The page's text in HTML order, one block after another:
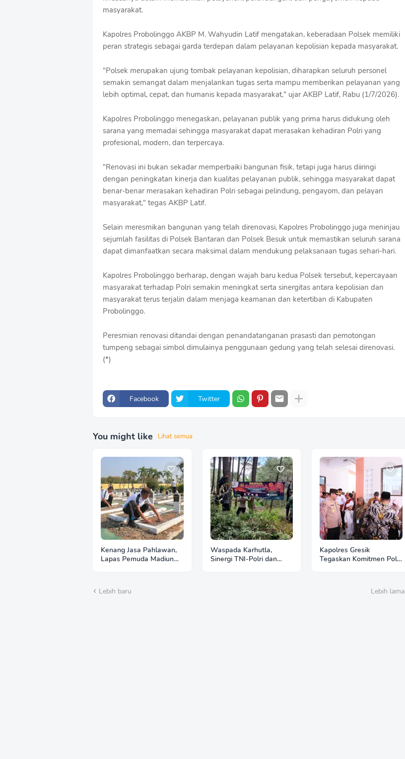
masyarakat.
Kapolres Probolinggo AKBP M. Wahyudin Latif mengatakan, keberadaan Polsek memiliki
peran strategis sebagai garda terdepan dalam pelayanan kepolisian kepada masyarakat.
"Polsek merupakan ujung tombak pelayanan kepolisian, diharapkan seluruh personel
semakin semangat dalam menjalankan tugas serta mampu memberikan pelayanan yang
lebih optimal, cepat, dan humanis kepada masyarakat," ujar AKBP Latif, Rabu (1/7/2026).
Kapolres Probolinggo menegaskan, pelayanan publik yang prima harus didukung oleh
sarana yang memadai sehingga masyarakat dapat merasakan kehadiran Polri yang
profesional, modern, dan terpercaya.
"Renovasi ini bukan sekadar memperbaiki bangunan fisik, tetapi juga harus diiringi
dengan peningkatan kinerja dan kualitas pelayanan publik, sehingga masyarakat dapat
benar-benar merasakan kehadiran Polri sebagai pelindung, pengayom, dan pelayan
masyarakat," tegas AKBP Latif.
Selain meresmikan bangunan yang telah direnovasi, Kapolres Probolinggo juga meninjau
sejumlah fasilitas di Polsek Bantaran dan Polsek Besuk untuk memastikan seluruh sarana
dapat dimanfaatkan secara maksimal dalam mendukung pelaksanaan tugas sehari-hari.
Kapolres Probolinggo berharap, dengan wajah baru kedua Polsek tersebut, kepercayaan
masyarakat terhadap Polri semakin meningkat serta sinergitas antara kepolisian dan
masyarakat terus terjalin dalam menjaga keamanan dan ketertiban di Kabupaten
Probolinggo.
Peresmian renovasi ditandai dengan penandatanganan prasasti dan pemotongan
tumpeng sebagai simbol dimulainya penggunaan gedung yang telah selesai direnovasi.
(*)
Facebook Twitter
h
o
f
e
m
p
l
t
e
s
You might like Lihat semua
Kenang Jasa Pahlawan,
Lapas Pemuda Madiun
Waspada Karhutla,
Sinergi TNI-Polri dan
Kapolres Gresik
Tegaskan Komitmen Polri
Lebih baru
Lebih lama